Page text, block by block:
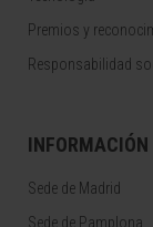
Premios y
Responsabilidad
Sede de Madrid
Sede de Pamplona